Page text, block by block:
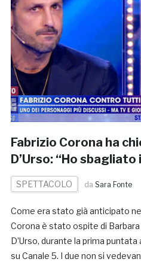
Fabrizio Corona ha
D’Urso: “Ho
SPETTACOLO da Sara Fonte
Come era stato già anticipato
Corona è stato ospite di Barbara
D’Urso, durante la prima
su Canale 5. I due non si